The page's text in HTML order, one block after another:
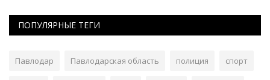
ПОПУЛЯРНЫЕ ТЕГИ
Павлодар Павлодарская область полиция спорт